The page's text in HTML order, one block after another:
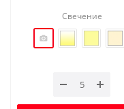
Свечение